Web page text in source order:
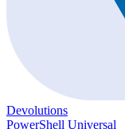
Devolutions
PowerShell Universal